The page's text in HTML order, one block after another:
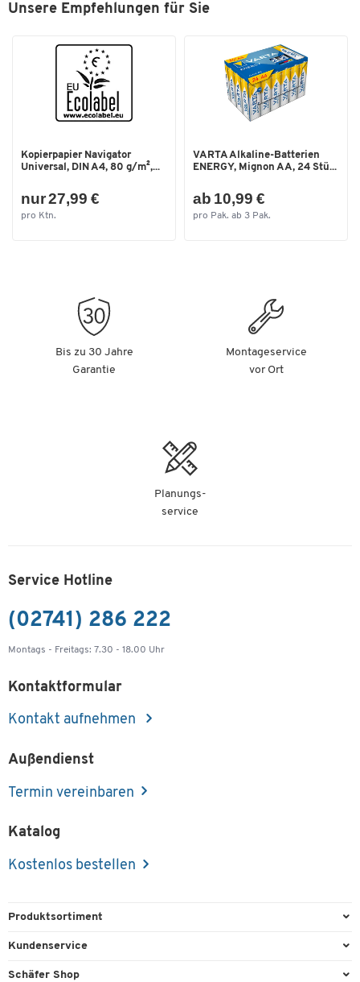
Unsere Empfehlungen für Sie
Kopierpapier Navigator
Universal, DIN A4, 80 g/m²,...
nur 27,99 €
pro Ktn.
VARTA Alkaline-Batterien
ENERGY, Mignon AA, 24 Stü...
ab 10,99 €
pro Pak. ab 3 Pak.
Bis zu 30 Jahre
Garantie
Montageservice
vor Ort
Planungs-
service
Service Hotline
(02741) 286 222
Montags - Freitags: 7.30 - 18.00 Uhr
Kontaktformular
Kontakt aufnehmen
Außendienst
Termin vereinbaren
Katalog
Kostenlos bestellen
Produktsortiment
Büroausstattung
Kundenservice
Direktbestellung
Schäfer Shop